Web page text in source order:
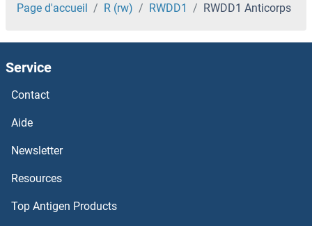
RUNDC3B Anticorps
RUNDC3A Anticorps
RUNDC1 Anticorps
RUFY1 Anticorps
Rubicon Anticorps
RTP4 Anticorps
Page d'accueil R (rw) RWDD1 RWDD1 Anticorps
Service
Contact
Aide
Newsletter
Resources
Top Antigen Products